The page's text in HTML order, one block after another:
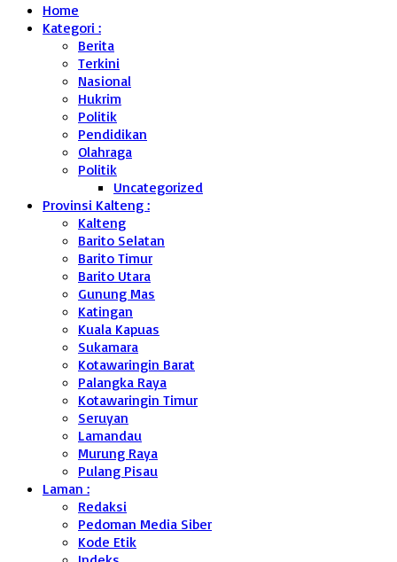
Home
Kategori :
Berita
Terkini
Nasional
Hukrim
Politik
Pendidikan
Olahraga
Politik
Uncategorized
Provinsi Kalteng :
Kalteng
Barito Selatan
Barito Timur
Barito Utara
Gunung Mas
Katingan
Kuala Kapuas
Sukamara
Kotawaringin Barat
Palangka Raya
Kotawaringin Timur
Seruyan
Lamandau
Murung Raya
Pulang Pisau
Laman :
Redaksi
Pedoman Media Siber
Kode Etik